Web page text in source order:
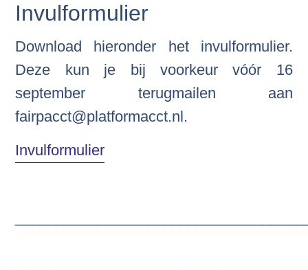
Invulformulier
Download hieronder het invulformulier.
Deze kun je bij voorkeur vóór 16
september terugmailen aan
fairpacct@platformacct.nl.
Invulformulier